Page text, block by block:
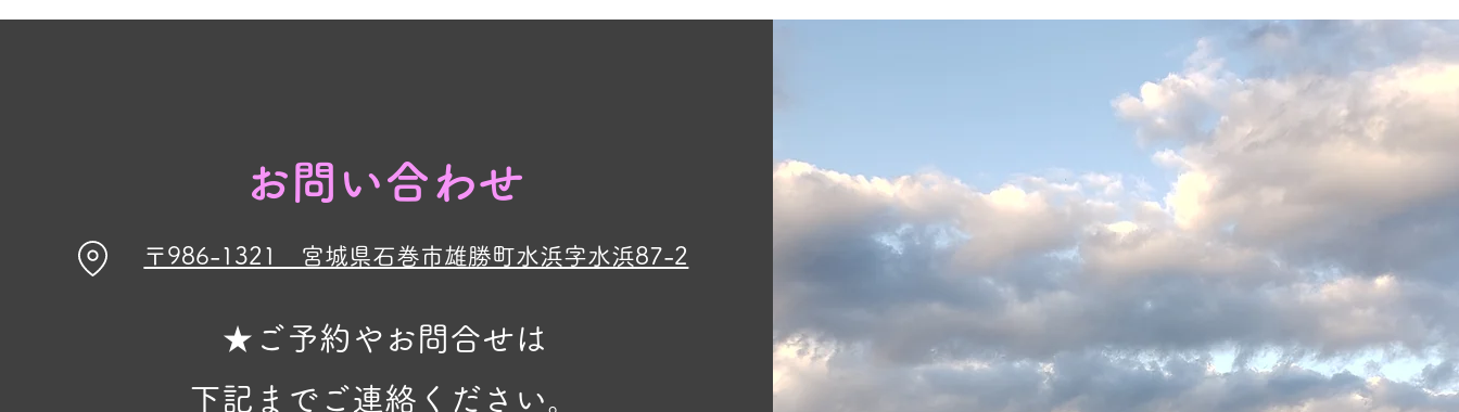
お問い合わせ
〒986-1321 宮城県石巻市雄勝町水浜字水浜87-2
★ご予約やお問合せは
下記までご連絡ください。